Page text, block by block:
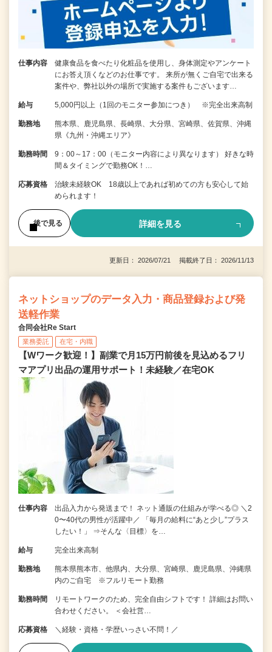
仕事内容
健康食品を食べたり化粧品を使用し、身体測定やアンケート
にお答え頂くなどのお仕事です。 来所が無くご自宅で出来る
案件や、弊社以外の場所で実施する案件もございます…
給与 5,000円以上（1回のモニター参加につき） ※完全出来高制
勤務地
熊本県、鹿児島県、長崎県、大分県、宮崎県、佐賀県、沖縄
県《九州・沖縄エリア》
勤務時間
9：00～17：00（モニター内容により異なります） 好きな時
間＆タイミングで勤務OK！…
応募資格
治験未経験OK 18歳以上であれば初めての方も安心して始
められます！
後で見る 詳細を見る
更新日： 2026/07/21 掲載終了日： 2026/11/13
ネットショップのデータ入力・商品登録および発
送軽作業
合同会社Re Start
業務委託 在宅・内職
【Wワーク歓迎！】副業で月15万円前後を見込めるフリ
マアプリ出品の運用サポート！未経験／在宅OK
仕事内容
出品入力から発送まで！ ネット通販の仕組みが学べる◎ ＼2
0〜40代の男性が活躍中／ 「毎月の給料に“あと少し”プラス
したい！」 ⇒そんな〈目標〉を…
給与 完全出来高制
勤務地
熊本県熊本市、他県内、大分県、宮崎県、鹿児島県、沖縄県
内のご自宅 ※フルリモート勤務
勤務時間
リモートワークのため、完全自由シフトです！ 詳細はお問い
合わせください。 ＜会社営…
応募資格 ＼経験・資格・学歴いっさい不問！／